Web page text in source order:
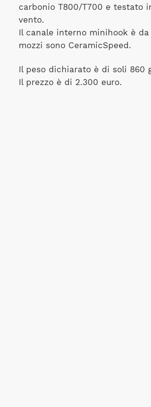
carbonio T800/T700 e testato
vento.
Il canale interno minihook è da
mozzi sono CeramicSpeed.
Il peso dichiarato è di soli 860
Il prezzo è di 2.300 euro.